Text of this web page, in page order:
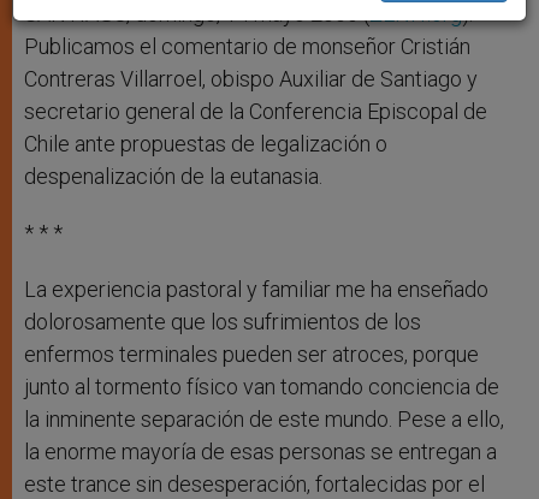
SANTIAGO, domingo, 14 mayo 2006 (ZENIT.org).-
Publicamos el comentario de monseñor Cristián
Contreras Villarroel, obispo Auxiliar de Santiago y
secretario general de la Conferencia Episcopal de
Chile ante propuestas de legalización o
despenalización de la eutanasia.
* * *
La experiencia pastoral y familiar me ha enseñado
dolorosamente que los sufrimientos de los
enfermos terminales pueden ser atroces, porque
junto al tormento físico van tomando conciencia de
la inminente separación de este mundo. Pese a ello,
la enorme mayoría de esas personas se entregan a
este trance sin desesperación, fortalecidas por el